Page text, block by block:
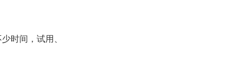
时间，试用、